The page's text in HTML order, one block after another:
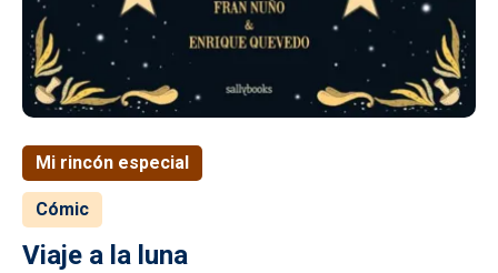
Mi rincón especial
Cómic
Viaje a la luna